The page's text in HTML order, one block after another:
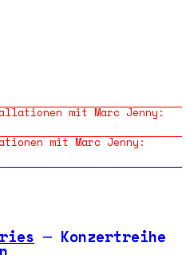
mit Marc Jenny:
mit Marc Jenny:
─ Konzertreihe